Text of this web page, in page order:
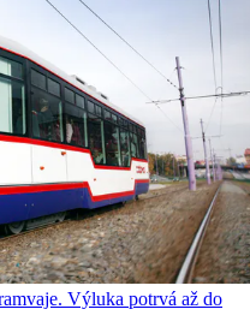
Výluka potrvá až do